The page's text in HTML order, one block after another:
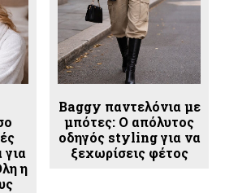
για
η
Baggy παντελόνια με
μπότες: Ο απόλυτος
οδηγός styling για να
ξεχωρίσεις φέτος